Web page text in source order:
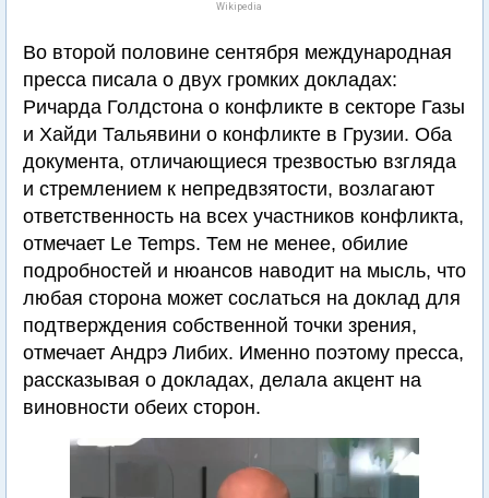
Wikipedia
Во второй половине сентября международная
пресса писала о двух громких докладах:
Ричарда Голдстона о конфликте в секторе Газы
и Хайди Тальявини о конфликте в Грузии. Оба
документа, отличающиеся трезвостью взгляда
и стремлением к непредвзятости, возлагают
ответственность на всех участников конфликта,
отмечает Le Temps. Тем не менее, обилие
подробностей и нюансов наводит на мысль, что
любая сторона может сослаться на доклад для
подтверждения собственной точки зрения,
отмечает Андрэ Либих. Именно поэтому пресса,
рассказывая о докладах, делала акцент на
виновности обеих сторон.